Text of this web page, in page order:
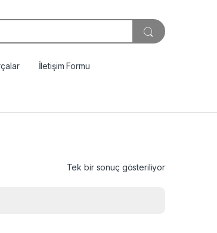
İletişim Formu
Tek bir sonuç gösteriliyor